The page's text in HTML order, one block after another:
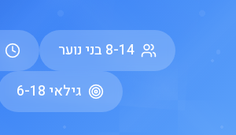
8-14 בני נוער
גילאי 6-18